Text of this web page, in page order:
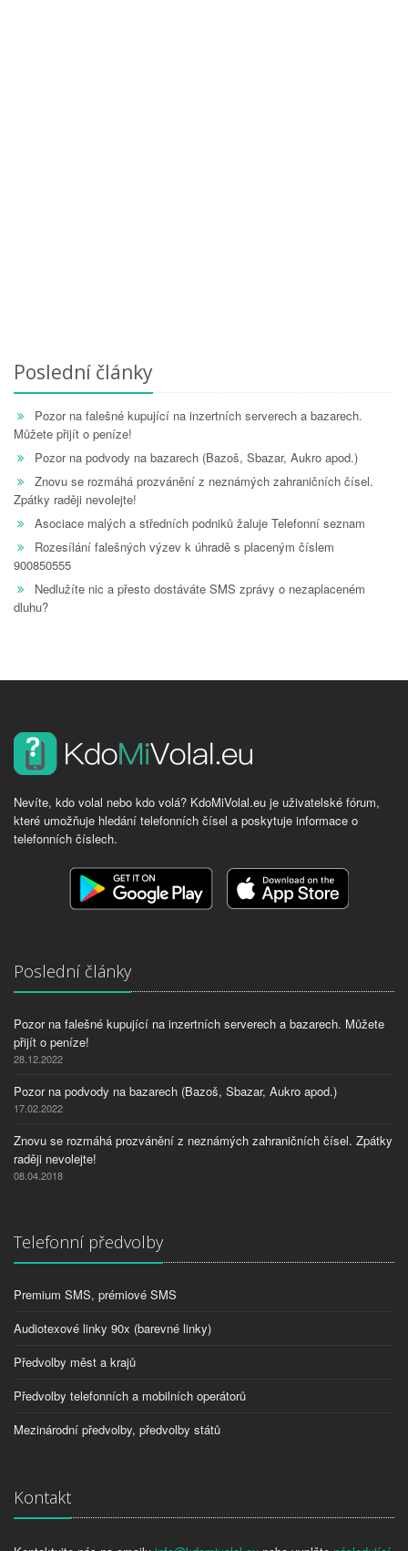
Poslední články
Pozor na falešné kupující na inzertních serverech a bazarech.
Můžete přijít o peníze!
Pozor na podvody na bazarech (Bazoš, Sbazar, Aukro apod.)
Znovu se rozmáhá prozvánění z neznámých zahraničních čísel.
Zpátky raději nevolejte!
Asociace malých a středních podniků žaluje Telefonní seznam
Rozesílání falešných výzev k úhradě s placeným číslem
900850555
Nedlužíte nic a přesto dostáváte SMS zprávy o nezaplaceném
dluhu?
Nevíte, kdo volal nebo kdo volá? KdoMiVolal.eu je uživatelské fórum,
které umožňuje hledání telefonních čísel a poskytuje informace o
telefonních číslech.
Poslední články
Pozor na falešné kupující na inzertních serverech a bazarech. Můžete
přijít o peníze!
28.12.2022
Pozor na podvody na bazarech (Bazoš, Sbazar, Aukro apod.)
17.02.2022
Znovu se rozmáhá prozvánění z neznámých zahraničních čísel. Zpátky
raději nevolejte!
08.04.2018
Telefonní předvolby
Premium SMS, prémiové SMS
Audiotexové linky 90x (barevné linky)
Předvolby měst a krajů
Předvolby telefonních a mobilních operátorů
Mezinárodní předvolby, předvolby států
Kontakt